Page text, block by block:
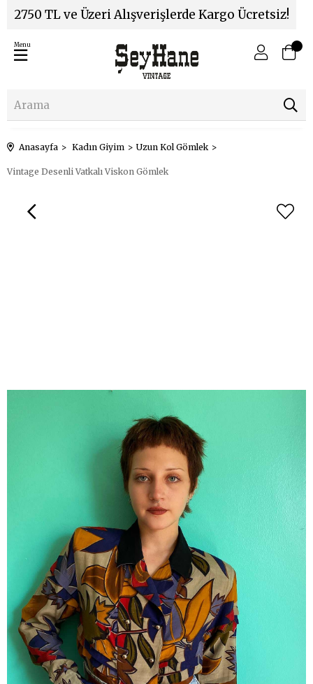
2750 TL ve Üzeri Alışverişlerde Kargo Ücretsiz!
Menu
Anasayfa Kadın Giyim Uzun Kol Gömlek
Vintage Desenli Vatkalı Viskon Gömlek